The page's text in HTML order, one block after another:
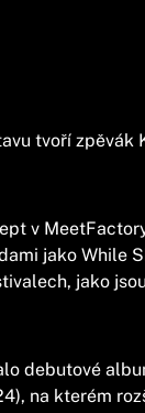
tvoří zpěvák
v
jako While
jako
debutové
na kterém